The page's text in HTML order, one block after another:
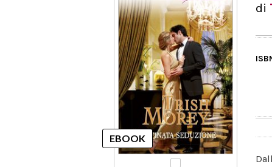
di